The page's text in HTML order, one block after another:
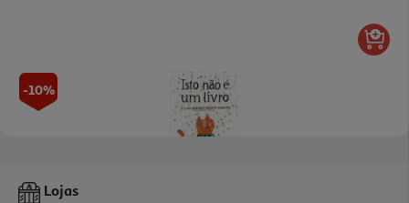
-10%
Livro Isto Não É Um Livro (é O Meu Agradecimento Disfarçado)
Lojas